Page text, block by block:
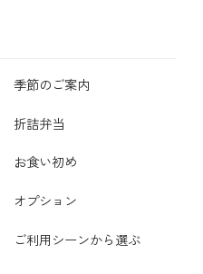
季節のご案内
折詰弁当
お食い初め
オプション
ご利用シーンから選ぶ